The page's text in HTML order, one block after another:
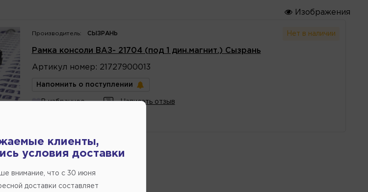
Изображения
Производитель: СЫЗРАНЬ Нет в наличии
Рамка консоли ВАЗ- 21704 (под 1 дин.магнит.) Сызрань
Артикул номер : 21727900013
Напомнить о поступлении
В избранное Написать отзыв
клиенты,
условия доставки
внимание, что c 30 июня
доставки составляет